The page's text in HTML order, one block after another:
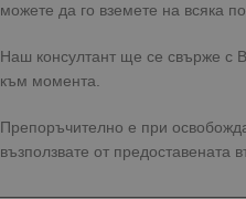
можете да го вземете на всяка
Наш консултант ще се свърже с
към момента.
Препоръчително е при
възползвате от предоставената